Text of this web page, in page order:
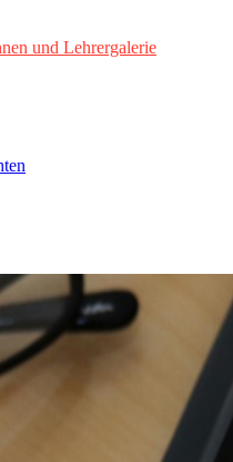
und Lehrergalerie